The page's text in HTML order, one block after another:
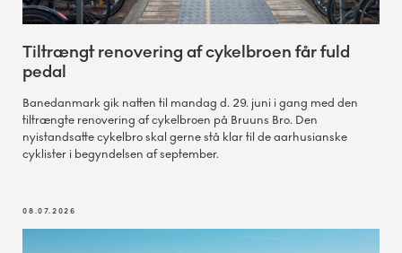
Tiltrængt renovering af cykelbroen får fuld
pedal
Banedanmark gik natten til mandag d. 29. juni i gang med den
tiltrængte renovering af cykelbroen på Bruuns Bro. Den
nyistandsatte cykelbro skal gerne stå klar til de aarhusianske
cyklister i begyndelsen af september.
08.07.2026